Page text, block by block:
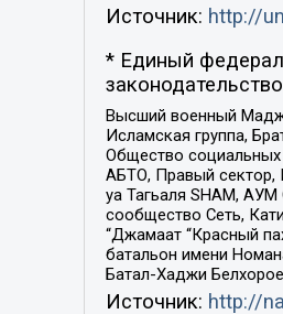
Источник: http://
* Единый
Высший военный
Исламская группа,
Общество
АБТО, Правый сектор,
уа Тагьаля SHAM,
сообщество Сеть,
“Джамаат “Красный
батальон имени
Батал-Хаджи
Источник: http://